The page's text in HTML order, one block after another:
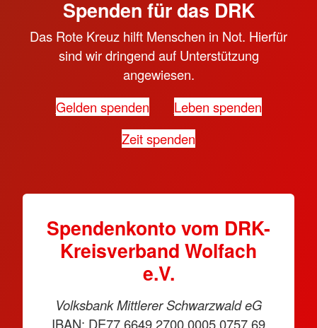
Spenden für das DRK
Das Rote Kreuz hilft Menschen in Not. Hierfür
sind wir dringend auf Unterstützung
angewiesen.
Gelden spenden
Leben spenden
Zeit spenden
Spendenkonto vom DRK-
Kreisverband Wolfach
e.V.
Volksbank Mittlerer Schwarzwald eG
IBAN: DE77 6649 2700 0005 0757 69